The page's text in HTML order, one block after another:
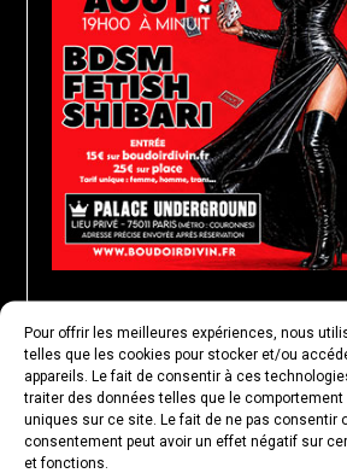
Pour offrir les meilleures expériences, nous
telles que les cookies pour stocker et/ou
appareils. Le fait de consentir à ces
traiter des données telles que le comportement
uniques sur ce site. Le fait de ne pas consentir
consentement peut avoir un effet négatif sur
et fonctions.
MARDI 25 AOÛT